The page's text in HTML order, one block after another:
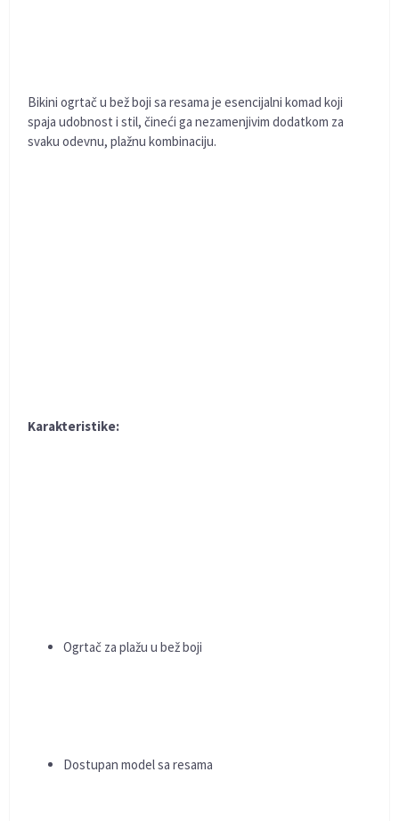
Bikini ogrtač u bež boji sa resama je esencijalni komad koji
spaja udobnost i stil, čineći ga nezamenjivim dodatkom za
svaku odevnu, plažnu kombinaciju.
Karakteristike:
Ogrtač za plažu u bež boji
Dostupan model sa resama